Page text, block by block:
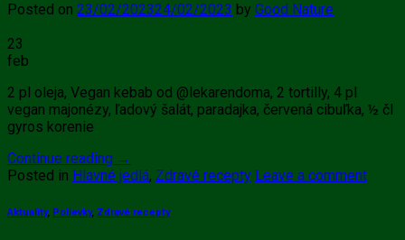
Posted on 23/02/202324/02/2023 by Good Nature
23
feb
2 pl oleja, Vegan kebab od @lekarendoma, 2 tortilly, 4 pl
vegan majonézy, ľadový šalát, paradajka, červená cibuľka, ½ čl
gyros korenie
Continue reading →
Posted in Hlavné jedlá, Zdravé recepty Leave a comment
Aktuality, Polievky, Zdravé recepty